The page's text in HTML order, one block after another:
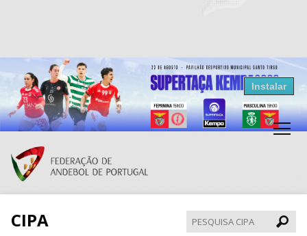
Resultados Andebol
Federação de Andebol de Portugal
Grátis - Disponivel na Play Store
Instalar
CIPA
CIPA